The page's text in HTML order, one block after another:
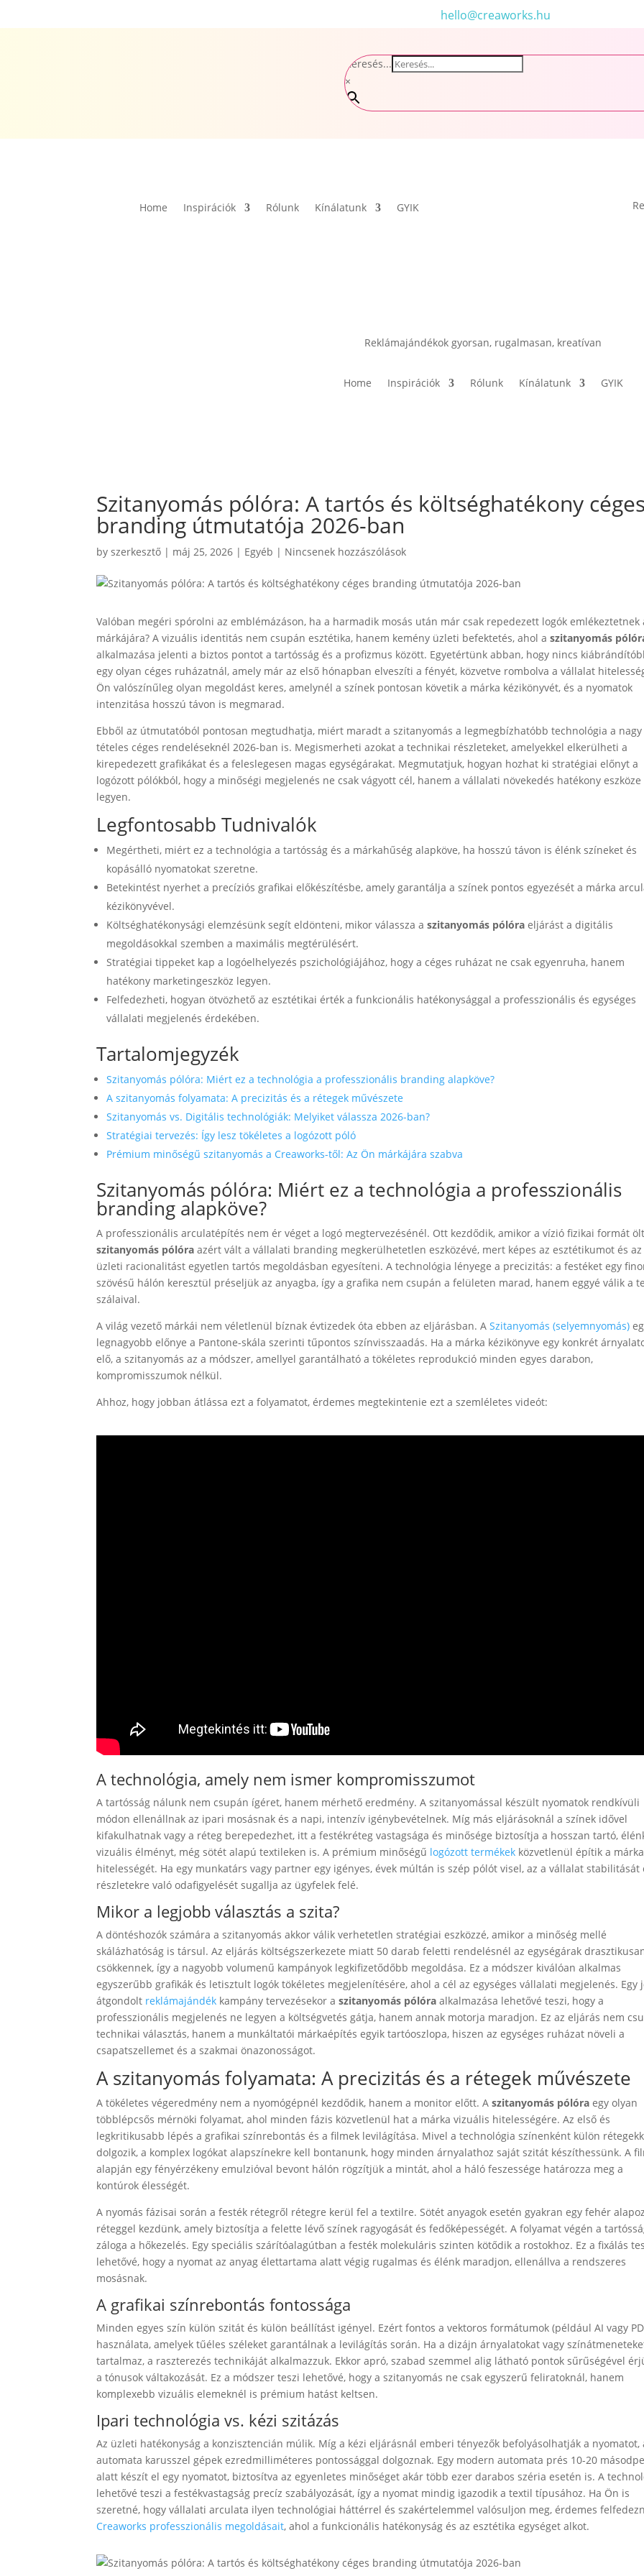
hello@creaworks.hu
Keresés...
×
Home Inspirációk Rólunk Kínálatunk GYIK
Reklámajándékok gyorsan, rugalmasan, kreatívan
Home Inspirációk Rólunk Kínálatunk GYIK
Szitanyomás pólóra: A tartós és költséghatékony céges
branding útmutatója 2026-ban
byszerkesztő | máj 25, 2026 | Egyéb | Nincsenek hozzászólások
Valóban megéri spórolni az emblémázáson, ha a harmadik mosás után már csak repedezett logók emlékeztetnek
márkájára? A vizuális identitás nem csupán esztétika, hanem kemény üzleti befektetés, ahol aszitanyomás
alkalmazása jelenti a biztos pontot a tartósság és a profizmus között. Egyetértünk abban, hogy nincs
egy olyan céges ruházatnál, amely már az első hónapban elveszíti a fényét, közvetve rombolva a vállalat
Ön valószínűleg olyan megoldást keres, amelynél a színek pontosan követik a márka kézikönyvét, és a nyomatok
intenzitása hosszú távon is megmarad.
Ebből az útmutatóból pontosan megtudhatja, miért maradt a szitanyomás a legmegbízhatóbb technológia a nagy
tételes céges rendeléseknél 2026-ban is. Megismerheti azokat a technikai részleteket, amelyekkel elkerülheti a
kirepedezett grafikákat és a feleslegesen magas egységárakat. Megmutatjuk, hogyan hozhat ki stratégiai előnyt a
logózott pólókból, hogy a minőségi megjelenés ne csak vágyott cél, hanem a vállalati növekedés hatékony eszköze
legyen.
Legfontosabb Tudnivalók
Megértheti, miért ez a technológia a tartósság és a márkahűség alapköve, ha hosszú távon is élénk színeket és
kopásálló nyomatokat szeretne.
Betekintést nyerhet a precíziós grafikai előkészítésbe, amely garantálja a színek pontos egyezését a márka
kézikönyvével.
Költséghatékonysági elemzésünk segít eldönteni, mikor válassza aszitanyomás pólóra eljárást a digitális
megoldásokkal szemben a maximális megtérülésért.
Stratégiai tippeket kap a logóelhelyezés pszichológiájához, hogy a céges ruházat ne csak egyenruha, hanem
hatékony marketingeszköz legyen.
Felfedezheti, hogyan ötvözhető az esztétikai érték a funkcionális hatékonysággal a professzionális és egységes
vállalati megjelenés érdekében.
Tartalomjegyzék
Szitanyomás pólóra: Miért ez a technológia a professzionális branding alapköve?
A szitanyomás folyamata: A precizitás és a rétegek művészete
Szitanyomás vs. Digitális technológiák: Melyiket válassza 2026-ban?
Stratégiai tervezés: Így lesz tökéletes a logózott póló
Prémium minőségű szitanyomás a Creaworks-től: Az Ön márkájára szabva
Szitanyomás pólóra: Miért ez a technológia a professzionális
branding alapköve?
A professzionális arculatépítés nem ér véget a logó megtervezésénél. Ott kezdődik, amikor a vízió fizikai formát
szitanyomás pólóra azért vált a vállalati branding megkerülhetetlen eszközévé, mert képes az esztétikumot és az
üzleti racionalitást egyetlen tartós megoldásban egyesíteni. A technológia lényege a precizitás: a festéket egy
szövésű hálón keresztül préseljük az anyagba, így a grafika nem csupán a felületen marad, hanem eggyé válik a
szálaival.
A világ vezető márkái nem véletlenül bíznak évtizedek óta ebben az eljárásban. ASzitanyomás (selyemnyomás)
legnagyobb előnye a Pantone-skála szerinti tűpontos színvisszaadás. Ha a márka kézikönyve egy konkrét
elő, a szitanyomás az a módszer, amellyel garantálható a tökéletes reprodukció minden egyes darabon,
kompromisszumok nélkül.
Ahhoz, hogy jobban átlássa ezt a folyamatot, érdemes megtekintenie ezt a szemléletes videót:
A technológia, amely nem ismer kompromisszumot
A tartósság nálunk nem csupán ígéret, hanem mérhető eredmény. A szitanyomással készült nyomatok rendkívüli
módon ellenállnak az ipari mosásnak és a napi, intenzív igénybevételnek. Míg más eljárásoknál a színek idővel
kifakulhatnak vagy a réteg berepedezhet, itt a festékréteg vastagsága és minősége biztosítja a hosszan tartó,
vizuális élményt, még sötét alapú textileken is. A prémium minőségű logózott termékek közvetlenül építik a márka
hitelességét. Ha egy munkatárs vagy partner egy igényes, évek múltán is szép pólót visel, az a vállalat stabilitását
részletekre való odafigyelését sugallja az ügyfelek felé.
Mikor a legjobb választás a szita?
A döntéshozók számára a szitanyomás akkor válik verhetetlen stratégiai eszközzé, amikor a minőség mellé
skálázhatóság is társul. Az eljárás költségszerkezete miatt 50 darab feletti rendelésnél az egységárak
csökkennek, így a nagyobb volumenű kampányok legkifizetődőbb megoldása. Ez a módszer kiválóan alkalmas
egyszerűbb grafikák és letisztult logók tökéletes megjelenítésére, ahol a cél az egységes vállalati megjelenés. Egy
átgondolt reklámajándék kampány tervezésekor aszitanyomás pólóra alkalmazása lehetővé teszi, hogy a
professzionális megjelenés ne legyen a költségvetés gátja, hanem annak motorja maradjon. Ez az eljárás nem
technikai választás, hanem a munkáltatói márkaépítés egyik tartóoszlopa, hiszen az egységes ruházat növeli a
csapatszellemet és a szakmai önazonosságot.
A szitanyomás folyamata: A precizitás és a rétegek művészete
A tökéletes végeredmény nem a nyomógépnél kezdődik, hanem a monitor előtt. Aszitanyomás pólóra egy olyan
többlépcsős mérnöki folyamat, ahol minden fázis közvetlenül hat a márka vizuális hitelességére. Az első és
legkritikusabb lépés a grafikai színrebontás és a filmek levilágítása. Mivel a technológia színenként külön
dolgozik, a komplex logókat alapszínekre kell bontanunk, hogy minden árnyalathoz saját szitát készíthessünk. A
alapján egy fényérzékeny emulzióval bevont hálón rögzítjük a mintát, ahol a háló feszessége határozza meg a
kontúrok élességét.
A nyomás fázisai során a festék rétegről rétegre kerül fel a textilre. Sötét anyagok esetén gyakran egy fehér
réteggel kezdünk, amely biztosítja a felette lévő színek ragyogását és fedőképességét. A folyamat végén a
záloga a hőkezelés. Egy speciális szárítóalagútban a festék molekuláris szinten kötődik a rostokhoz. Ez a fixálás
lehetővé, hogy a nyomat az anyag élettartama alatt végig rugalmas és élénk maradjon, ellenállva a rendszeres
mosásnak.
A grafikai színrebontás fontossága
Minden egyes szín külön szitát és külön beállítást igényel. Ezért fontos a vektoros formátumok (például AI vagy
használata, amelyek tűéles széleket garantálnak a levilágítás során. Ha a dizájn árnyalatokat vagy
tartalmaz, a raszterezés technikáját alkalmazzuk. Ekkor apró, szabad szemmel alig látható pontok sűrűségével
a tónusok váltakozását. Ez a módszer teszi lehetővé, hogy a szitanyomás ne csak egyszerű feliratoknál, hanem
komplexebb vizuális elemeknél is prémium hatást keltsen.
Ipari technológia vs. kézi szitázás
Az üzleti hatékonyság a konzisztencián múlik. Míg a kézi eljárásnál emberi tényezők befolyásolhatják a nyomatot,
automata karusszel gépek ezredmilliméteres pontossággal dolgoznak. Egy modern automata prés 10-20
alatt készít el egy nyomatot, biztosítva az egyenletes minőséget akár több ezer darabos széria esetén is. A
lehetővé teszi a festékvastagság precíz szabályozását, így a nyomat mindig igazodik a textil típusához. Ha Ön is
szeretné, hogy vállalati arculata ilyen technológiai háttérrel és szakértelemmel valósuljon meg, érdemes
Creaworks professzionális megoldásait, ahol a funkcionális hatékonyság és az esztétika egységet alkot.